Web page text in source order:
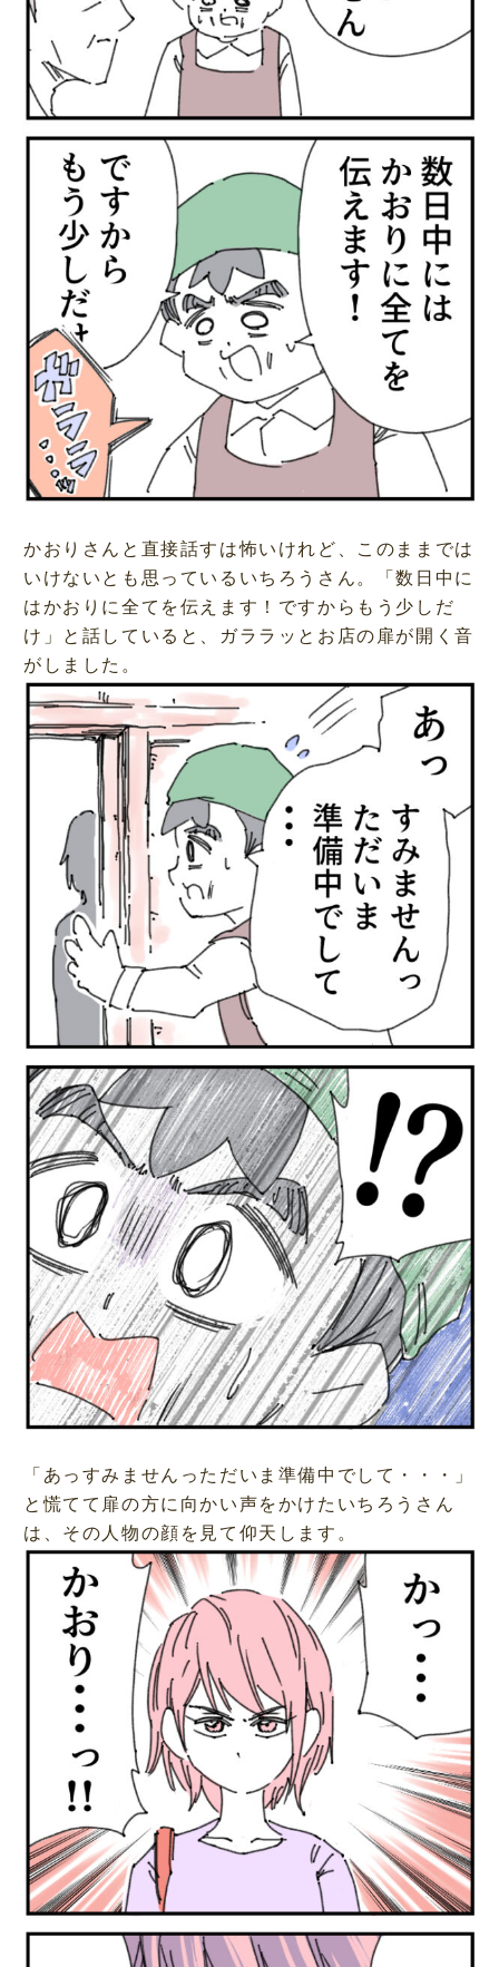
かおりさんと直接話すは怖いけれど、このままでは
いけないとも思っているいちろうさん。「数日中に
はかおりに全てを伝えます！ですからもう少しだ
け」と話していると、ガララッとお店の扉が開く音
がしました。
「あっすみませんっただいま準備中でして・・・」
と慌てて扉の方に向かい声をかけたいちろうさん
は、その人物の顔を見て仰天します。